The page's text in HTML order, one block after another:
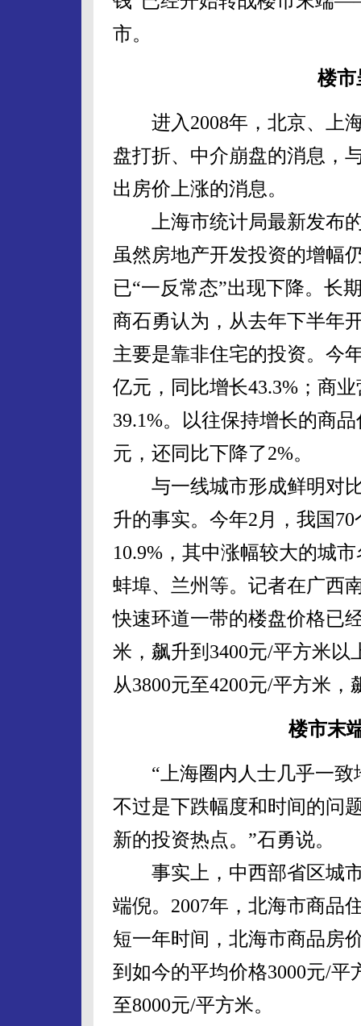
市。
楼市
进入2008年，北京、上海
盘打折、中介崩盘的消息，
出房价上涨的消息。
上海市统计局最新发布的
虽然房地产开发投资的增幅
已“一反常态”出现下降。长
商石勇认为，从去年下半年
主要是靠非住宅的投资。今
亿元，同比增长43.3%；商
39.1%。以往保持增长的商
元，还同比下降了2%。
与一线城市形成鲜明对比
升的事实。今年2月，我国
10.9%，其中涨幅较大的城
蚌埠、兰州等。记者在广西
快速环道一带的楼盘价格已
米，飙升到3400元/平方米
从3800元至4200元/平方米
楼市末
“上海圈内人士几乎一致
不过是下跌幅度和时间的问
新的投资热点。”石勇说。
事实上，中西部省区城市
端倪。2007年，北海市商品
短一年时间，北海市商品房
到如今的平均价格3000元/平
至8000元/平方米。